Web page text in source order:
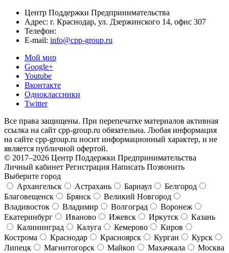
Центр Поддержки Предпринимательства
Адрес: г. Краснодар, ул. Дзержинского 14, офис 307
Телефон:
E-mail: info@cpp-group.ru
Мой мир
Google+
Youtube
Вконтакте
Одноклассники
Twitter
Все права защищены. При перепечатке материалов активная
ссылка на сайт cpp-group.ru обязательна. Любая информация
на сайте cpp-group.ru носит информационный характер, и не
является публичной офертой.
© 2017–2026 Центр Поддержки Предпринимательства
Личный кабинет Регистрация Написать Позвонить
Выберите город
Архангельск
Астрахань Барнаул
Белгород
Благовещенск
Брянск
Великий Новгород
Владивосток
Владимир Волгоград
Воронеж
Екатеринбург
Иваново Ижевск Иркутск
Казань
Калининград
Калуга Кемерово
Киров
Кострома
Краснодар Красноярск Курган
Курск
Липецк
Магнитогорск Майкоп Махачкала Москва